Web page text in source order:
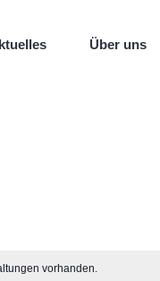
Über uns
vorhanden.